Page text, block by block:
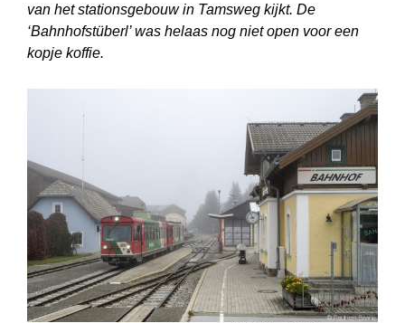
van het stationsgebouw in Tamsweg kijkt. De
‘Bahnhof­stüberl’ was helaas nog niet open voor een
kopje koffie.